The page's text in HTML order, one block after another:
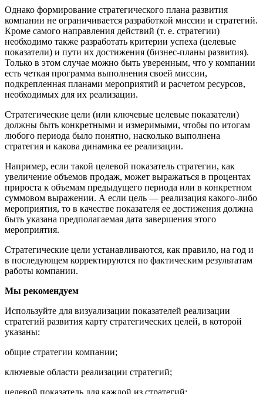
Однако формирование стратегического плана развития
компании не ограничивается разработкой миссии и стратегий.
Кроме самого направления действий (т. е. стратегии)
необходимо также разработать критерии успеха (целевые
показатели) и пути их достижения (бизнес-планы развития).
Только в этом случае можно быть уверенным, что у компании
есть четкая программа выполнения своей миссии,
подкрепленная планами мероприятий и расчетом ресурсов,
необходимых для их реализации.
Стратегические цели (или ключевые целевые показатели)
должны быть конкретными и измеримыми, чтобы по итогам
любого периода было понятно, насколько выполнена
стратегия и какова динамика ее реализации.
Например, если такой целевой показатель стратегии, как
увеличение объемов продаж, может выражаться в процентах
прироста к объемам предыдущего периода или в конкретном
суммовом выражении. А если цель — реализация какого-либо
мероприятия, то в качестве показателя ее достижения должна
быть указана предполагаемая дата завершения этого
мероприятия.
Стратегические цели устанавливаются, как правило, на год и
в последующем корректируются по фактическим результатам
работы компании.
Мы рекомендуем
Используйте для визуализации показателей реализации
стратегий развития карту стратегических целей, в которой
указаны:
общие стратегии компании;
ключевые области реализации стратегий;
целевой показатель для каждой из стратегий;